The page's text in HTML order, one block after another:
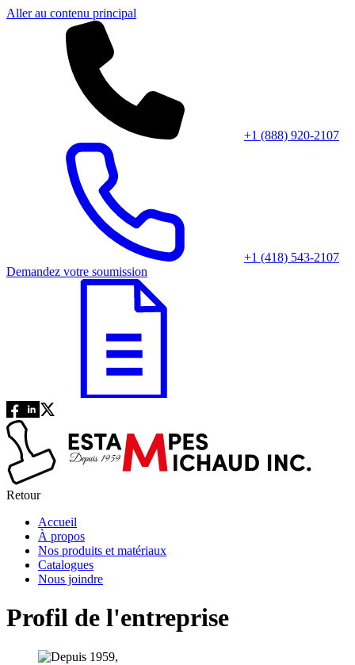
Aller au contenu principal
+1 (888) 920-2107
+1 (418) 543-2107
Demandez votre soumission
Retour
Accueil
À propos
Nos produits et matériaux
Catalogues
Nous joindre
Profil de l'entreprise